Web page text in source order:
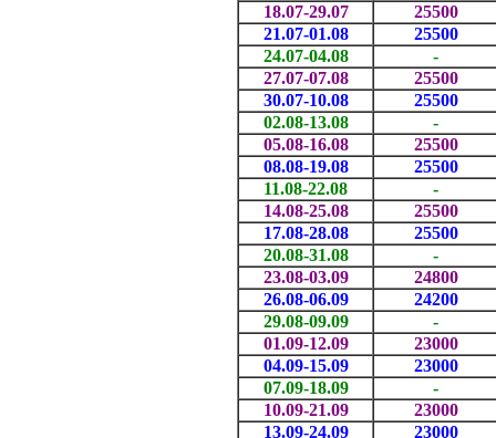
18.07-29.07
25500
21.07-01.08
25500
24.07-04.08
-
27.07-07.08
25500
30.07-10.08
25500
02.08-13.08
-
05.08-16.08
25500
08.08-19.08
25500
11.08-22.08
-
14.08-25.08
25500
17.08-28.08
25500
20.08-31.08
-
23.08-03.09
24800
26.08-06.09
24200
29.08-09.09
-
01.09-12.09
23000
04.09-15.09
23000
07.09-18.09
-
10.09-21.09
23000
13.09-24.09
23000